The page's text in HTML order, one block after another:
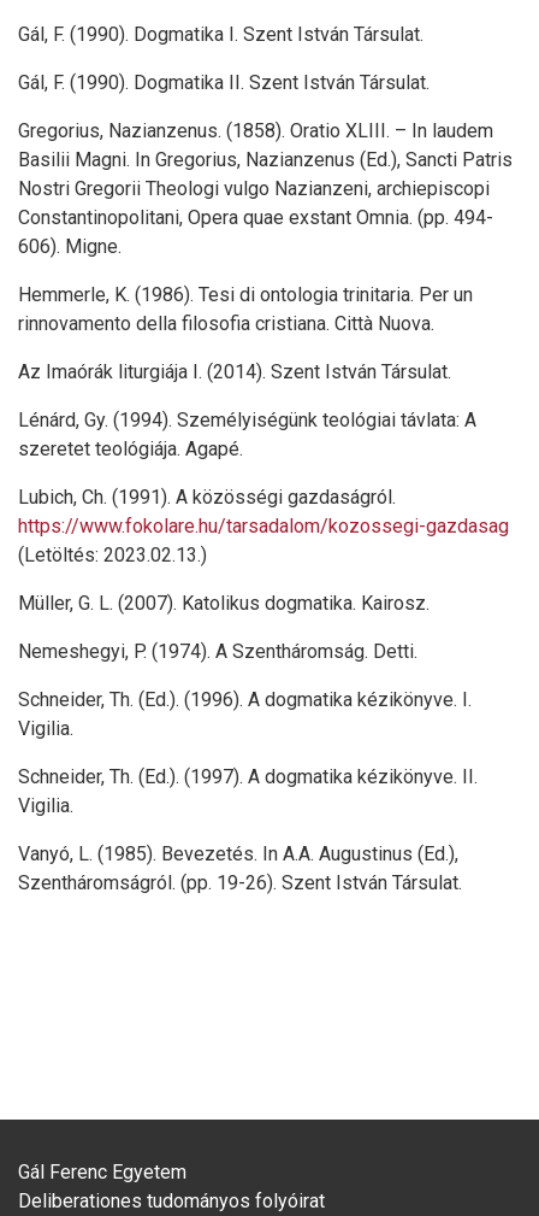
Gál, F. (1990). Dogmatika I. Szent István Társulat.
Gál, F. (1990). Dogmatika II. Szent István Társulat.
Gregorius, Nazianzenus. (1858). Oratio XLIII. – In laudem
Basilii Magni. In Gregorius, Nazianzenus (Ed.), Sancti Patris
Nostri Gregorii Theologi vulgo Nazianzeni, archiepiscopi
Constantinopolitani, Opera quae exstant Omnia. (pp. 494-
606). Migne.
Hemmerle, K. (1986). Tesi di ontologia trinitaria. Per un
rinnovamento della filosofia cristiana. Città Nuova.
Az Imaórák liturgiája I. (2014). Szent István Társulat.
Lénárd, Gy. (1994). Személyiségünk teológiai távlata: A
szeretet teológiája. Agapé.
Lubich, Ch. (1991). A közösségi gazdaságról.
https://www.fokolare.hu/tarsadalom/kozossegi-gazdasag
(Letöltés: 2023.02.13.)
Müller, G. L. (2007). Katolikus dogmatika. Kairosz.
Nemeshegyi, P. (1974). A Szentháromság. Detti.
Schneider, Th. (Ed.). (1996). A dogmatika kézikönyve. I.
Vigilia.
Schneider, Th. (Ed.). (1997). A dogmatika kézikönyve. II.
Vigilia.
Vanyó, L. (1985). Bevezetés. In A.A. Augustinus (Ed.),
Szentháromságról. (pp. 19-26). Szent István Társulat.
Gál Ferenc Egyetem
Deliberationes tudományos folyóirat